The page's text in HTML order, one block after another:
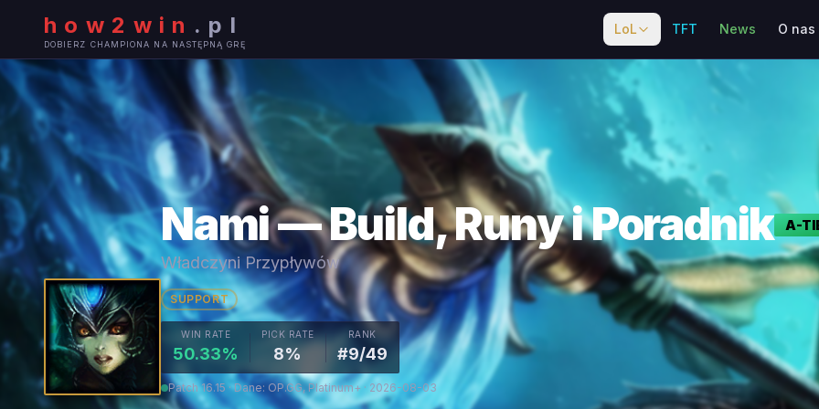
how2win . pl
DOBIERZ CHAMPIONA NA NASTĘPNĄ GRĘ
LoL TFT News O nas
Nami — Build, Runy i Poradnik A-
Władczyni Przypływów
SUPPORT
WIN RATE
50.33%
PICK RATE
8%
RANK
#9/49
Patch 16.15 · Dane: OP.GG, Platinum+ · 2026-08-03